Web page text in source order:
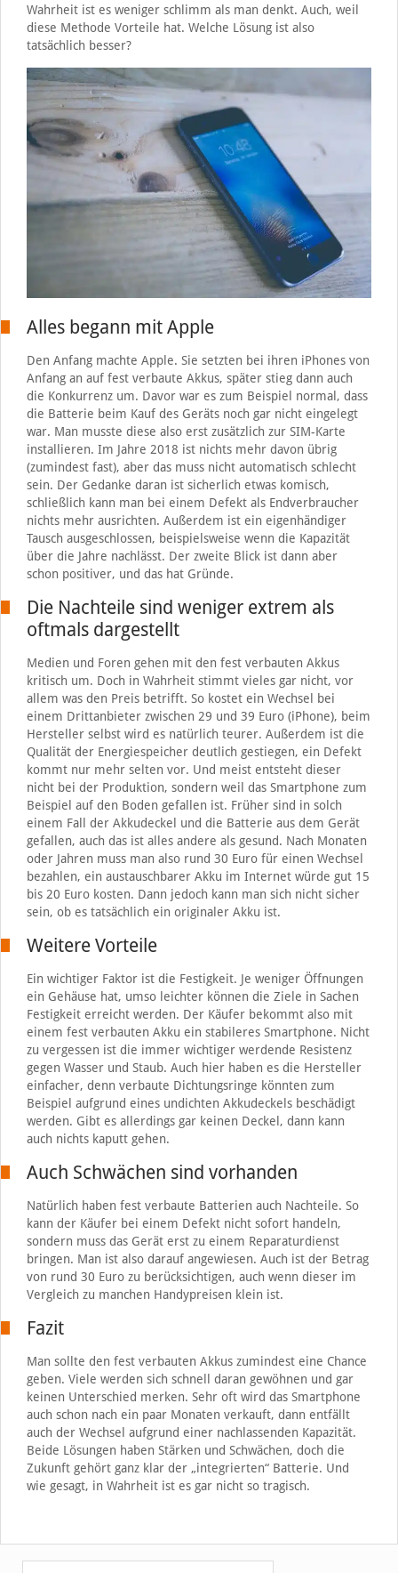
Wahrheit ist es weniger schlimm als man denkt. Auch, weil
diese Methode Vorteile hat. Welche Lösung ist also
tatsächlich besser?
Alles begann mit Apple
Den Anfang machte Apple. Sie setzten bei ihren iPhones von
Anfang an auf fest verbaute Akkus, später stieg dann auch
die Konkurrenz um. Davor war es zum Beispiel normal, dass
die Batterie beim Kauf des Geräts noch gar nicht eingelegt
war. Man musste diese also erst zusätzlich zur SIM-Karte
installieren. Im Jahre 2018 ist nichts mehr davon übrig
(zumindest fast), aber das muss nicht automatisch schlecht
sein. Der Gedanke daran ist sicherlich etwas komisch,
schließlich kann man bei einem Defekt als Endverbraucher
nichts mehr ausrichten. Außerdem ist ein eigenhändiger
Tausch ausgeschlossen, beispielsweise wenn die Kapazität
über die Jahre nachlässt. Der zweite Blick ist dann aber
schon positiver, und das hat Gründe.
Die Nachteile sind weniger extrem als
oftmals dargestellt
Medien und Foren gehen mit den fest verbauten Akkus
kritisch um. Doch in Wahrheit stimmt vieles gar nicht, vor
allem was den Preis betrifft. So kostet ein Wechsel bei
einem Drittanbieter zwischen 29 und 39 Euro (iPhone), beim
Hersteller selbst wird es natürlich teurer. Außerdem ist die
Qualität der Energiespeicher deutlich gestiegen, ein Defekt
kommt nur mehr selten vor. Und meist entsteht dieser
nicht bei der Produktion, sondern weil das Smartphone zum
Beispiel auf den Boden gefallen ist. Früher sind in solch
einem Fall der Akkudeckel und die Batterie aus dem Gerät
gefallen, auch das ist alles andere als gesund. Nach Monaten
oder Jahren muss man also rund 30 Euro für einen Wechsel
bezahlen, ein austauschbarer Akku im Internet würde gut 15
bis 20 Euro kosten. Dann jedoch kann man sich nicht sicher
sein, ob es tatsächlich ein originaler Akku ist.
Weitere Vorteile
Ein wichtiger Faktor ist die Festigkeit. Je weniger Öffnungen
ein Gehäuse hat, umso leichter können die Ziele in Sachen
Festigkeit erreicht werden. Der Käufer bekommt also mit
einem fest verbauten Akku ein stabileres Smartphone. Nicht
zu vergessen ist die immer wichtiger werdende Resistenz
gegen Wasser und Staub. Auch hier haben es die Hersteller
einfacher, denn verbaute Dichtungsringe könnten zum
Beispiel aufgrund eines undichten Akkudeckels beschädigt
werden. Gibt es allerdings gar keinen Deckel, dann kann
auch nichts kaputt gehen.
Auch Schwächen sind vorhanden
Natürlich haben fest verbaute Batterien auch Nachteile. So
kann der Käufer bei einem Defekt nicht sofort handeln,
sondern muss das Gerät erst zu einem Reparaturdienst
bringen. Man ist also darauf angewiesen. Auch ist der Betrag
von rund 30 Euro zu berücksichtigen, auch wenn dieser im
Vergleich zu manchen Handypreisen klein ist.
Fazit
Man sollte den fest verbauten Akkus zumindest eine Chance
geben. Viele werden sich schnell daran gewöhnen und gar
keinen Unterschied merken. Sehr oft wird das Smartphone
auch schon nach ein paar Monaten verkauft, dann entfällt
auch der Wechsel aufgrund einer nachlassenden Kapazität.
Beide Lösungen haben Stärken und Schwächen, doch die
Zukunft gehört ganz klar der „integrierten“ Batterie. Und
wie gesagt, in Wahrheit ist es gar nicht so tragisch.